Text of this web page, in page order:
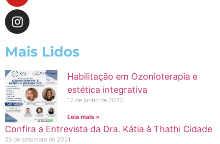
Mais Lidos
Habilitação em Ozonioterapia e
estética integrativa
12 de junho de 2023
Leia mais »
Confira a Entrevista da Dra. Kátia à Thathi Cidade
29 de setembro de 2021